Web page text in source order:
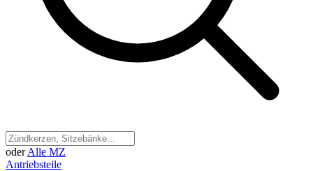
oder Alle MZ
Antriebsteile